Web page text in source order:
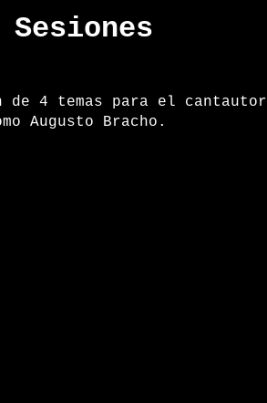
de 4 temas para el cantautor
Augusto Bracho.